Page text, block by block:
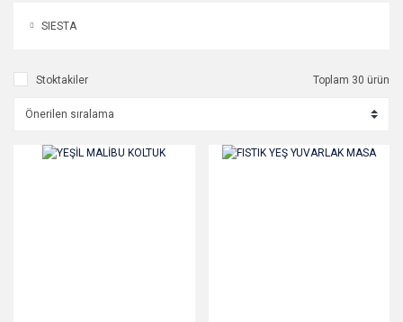
SIESTA
Stoktakiler Toplam 30 ürün